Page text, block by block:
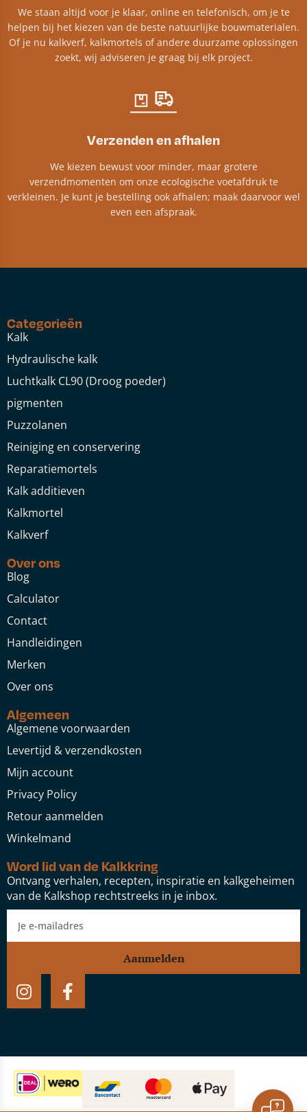
We staan altijd voor je klaar, online en telefonisch, om je te
helpen bij het kiezen van de beste natuurlijke bouwmaterialen.
Of je nu kalkverf, kalkmortels of andere duurzame oplossingen
zoekt, wij adviseren je graag bij elk project.​
Verzenden en afhalen
We kiezen bewust voor minder, maar grotere
verzendmomenten om onze ecologische voetafdruk te
verkleinen. Je kunt je bestelling ook afhalen; maak daarvoor wel
even een afspraak.
Categorieën
Kalk
Hydraulische kalk
Luchtkalk CL90 (Droog poeder)
pigmenten
Puzzolanen
Reiniging en conservering
Reparatiemortels
Kalk additieven
Kalkmortel
Kalkverf
Over ons
Blog
Calculator
Contact
Handleidingen
Merken
Over ons
Algemeen
Algemene voorwaarden
Levertijd & verzendkosten
Mijn account
Privacy Policy
Retour aanmelden
Winkelmand
Word lid van de Kalkkring
Ontvang verhalen, recepten, inspiratie en kalkgeheimen
van de Kalkshop rechtstreeks in je inbox.
Aanmelden